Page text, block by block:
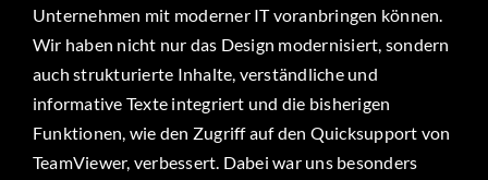
Unternehmen mit moderner IT voranbringen können.
Wir haben nicht nur das Design modernisiert, sondern
auch strukturierte Inhalte, verständliche und
informative Texte integriert und die bisherigen
Funktionen, wie den Zugriff auf den Quicksupport von
TeamViewer, verbessert. Dabei war uns besonders